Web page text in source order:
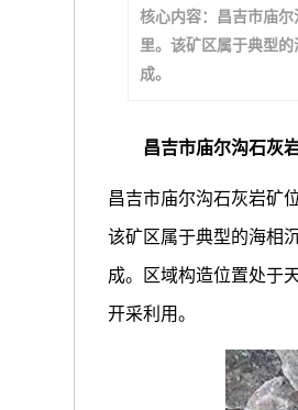
核心内容：昌吉市庙
里。该矿区属于典型
成。
昌吉市庙尔沟石灰
昌吉市庙尔沟石灰岩矿
该矿区属于典型的海相
成。区域构造位置处于
开采利用。